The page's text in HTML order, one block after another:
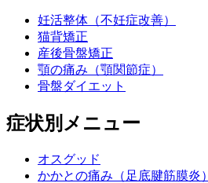
妊活整体（不妊症改善）
猫背矯正
産後骨盤矯正
顎の痛み（顎関節症）
骨盤ダイエット
症状別メニュー
オスグッド
かかとの痛み（足底腱筋膜炎）